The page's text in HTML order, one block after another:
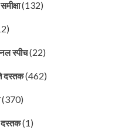
(132)
स्पीच(22)
दस्तक(462)
(370)
दस्तक(1)